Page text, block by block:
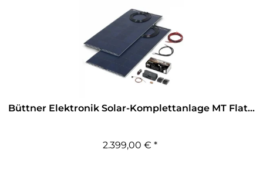
Büttner Elektronik Solar-Komplettanlage MT Flat...
2.399,00 € *